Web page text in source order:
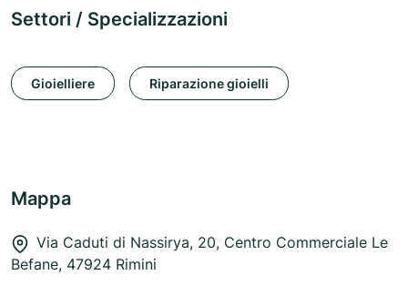
Settori / Specializzazioni
Gioielliere Riparazione gioielli
Mappa
Via Caduti di Nassirya, 20, Centro Commerciale Le
Befane, 47924 Rimini